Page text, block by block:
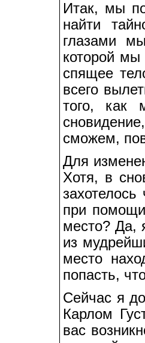
Итак, мы
найти
глазами
которой мы
спящее
всего
того, как
сможем,
Для
Хотя, в
при помощи
место? Да,
из
место
попасть,
Сейчас я
Карлом
вас